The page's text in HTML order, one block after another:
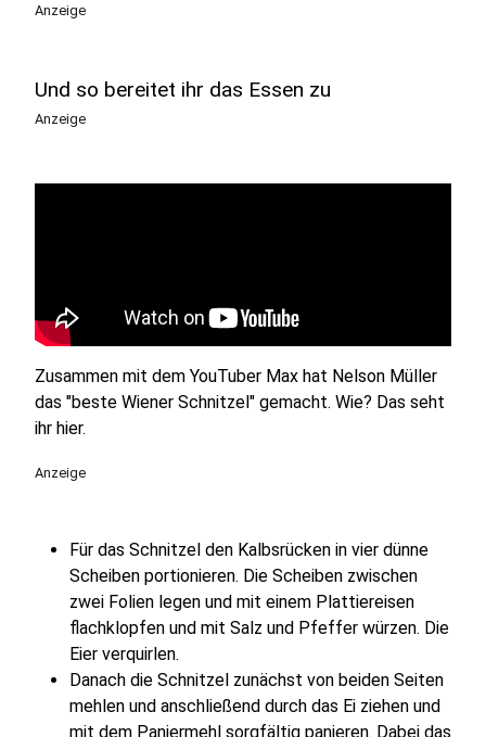
Anzeige
Und so bereitet ihr das Essen zu
Anzeige
Zusammen mit dem YouTuber Max hat Nelson Müller
das "beste Wiener Schnitzel" gemacht. Wie? Das seht
ihr hier.
Anzeige
Für das Schnitzel den Kalbsrücken in vier dünne
Scheiben portionieren. Die Scheiben zwischen
zwei Folien legen und mit einem Plattiereisen
flachklopfen und mit Salz und Pfeffer würzen. Die
Eier verquirlen.
Danach die Schnitzel zunächst von beiden Seiten
mehlen und anschließend durch das Ei ziehen und
mit dem Paniermehl sorgfältig panieren. Dabei das